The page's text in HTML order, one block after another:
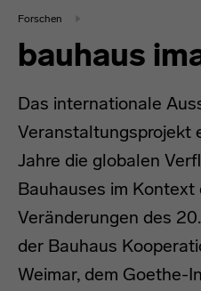
Forschen
bauhaus
Das internationale
Veranstaltungsprojekt
Jahre die globalen
Bauhauses im
Veränderungen des
der Bauhaus
Weimar, dem Goethe-